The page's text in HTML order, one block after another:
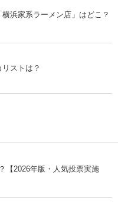
浜家系ラーメン店」はどこ？
ストは？
【2026年版・人気投票実施